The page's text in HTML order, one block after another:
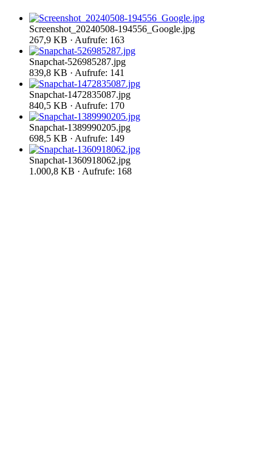
Screenshot_20240508-194556_Google.jpg
267,9 KB · Aufrufe: 163
Snapchat-526985287.jpg
839,8 KB · Aufrufe: 141
Snapchat-1472835087.jpg
840,5 KB · Aufrufe: 170
Snapchat-1389990205.jpg
698,5 KB · Aufrufe: 149
Snapchat-1360918062.jpg
1.000,8 KB · Aufrufe: 168